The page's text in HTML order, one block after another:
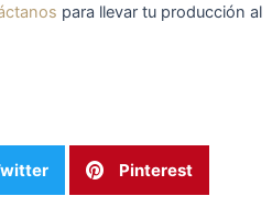
para llevar tu producción al
Pinterest